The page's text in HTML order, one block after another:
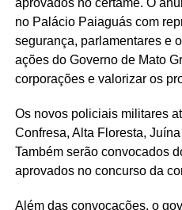
no Palácio Paiaguás com
segurança, parlamentares e
ações do Governo de Mato
corporações e valorizar os
Os novos policiais militares
Confresa, Alta Floresta,
Também serão convocados
aprovados no concurso da
Além das convocações, o